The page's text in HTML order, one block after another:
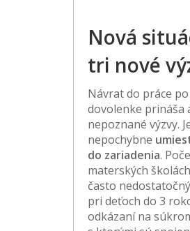
Nová
tri nové
Návrat do práce
dovolenke prináša
nepoznané výzvy.
nepochybne
do zariadenia.
materských
často
pri deťoch do 3
odkázaní na